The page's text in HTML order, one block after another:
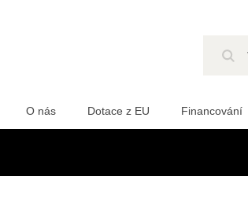
O nás Dotace z EU Financování